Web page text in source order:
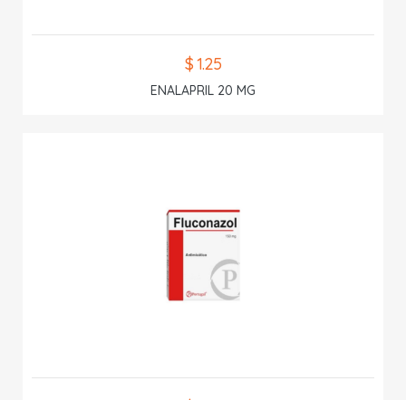
$ 1.25
ENALAPRIL 20 MG